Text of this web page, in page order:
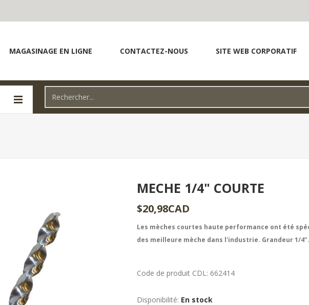
MAGASINAGE EN LIGNE CONTACTEZ-NOUS SITE WEB CORPORATIF
MECHE 1/4" COURTE
$20,98CAD
Les mèches courtes haute performance ont été
des meilleure mèche dans l'industrie. Grandeur 1/
Code de produit CDL: 662414
Disponibilité: En stock